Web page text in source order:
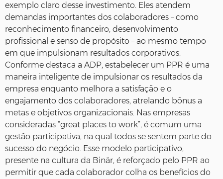
exemplo claro desse investimento. Eles atendem
demandas importantes dos colaboradores – como
reconhecimento financeiro, desenvolvimento
profissional e senso de propósito – ao mesmo tempo
em que impulsionam resultados corporativos.
Conforme destaca a ADP, estabelecer um PPR é uma
maneira inteligente de impulsionar os resultados da
empresa enquanto melhora a satisfação e o
engajamento dos colaboradores, atrelando bônus a
metas e objetivos organizacionais. Nas empresas
consideradas “great places to work”, é comum uma
gestão participativa, na qual todos se sentem parte do
sucesso do negócio. Esse modelo participativo,
presente na cultura da Binär, é reforçado pelo PPR ao
permitir que cada colaborador colha os benefícios do